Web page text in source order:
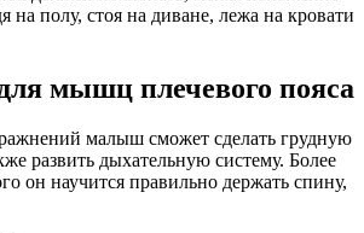
на полу, стоя на диване, лежа на кровати
мышц плечевого пояса
малыш сможет сделать грудную
развить дыхательную систему. Более
он научится правильно держать спину,